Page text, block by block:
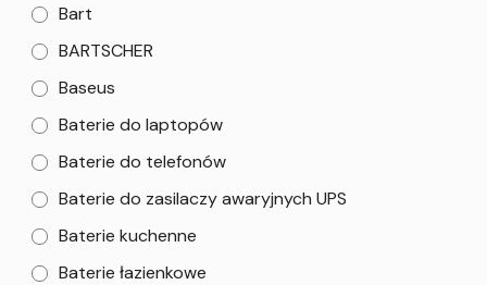
Bart
BARTSCHER
Baseus
Baterie do laptopów
Baterie do telefonów
Baterie do zasilaczy awaryjnych UPS
Baterie kuchenne
Baterie łazienkowe